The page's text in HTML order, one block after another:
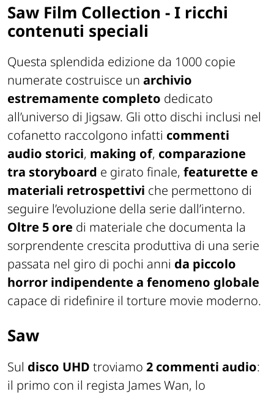
Saw Film Collection - I ricchi
contenuti speciali
Questa splendida edizione da 1000 copie
numerate costruisce un archivio
estremamente completo dedicato
all’universo di Jigsaw. Gli otto dischi inclusi nel
cofanetto raccolgono infatti commenti
audio storici, making of, comparazione
tra storyboard e girato finale, featurette e
materiali retrospettivi che permettono di
seguire l’evoluzione della serie dall’interno.
Oltre 5 ore di materiale che documenta la
sorprendente crescita produttiva di una serie
passata nel giro di pochi anni da piccolo
horror indipendente a fenomeno globale
capace di ridefinire il torture movie moderno.
Saw
Sul disco UHD troviamo 2 commenti audio:
il primo con il regista James Wan, lo